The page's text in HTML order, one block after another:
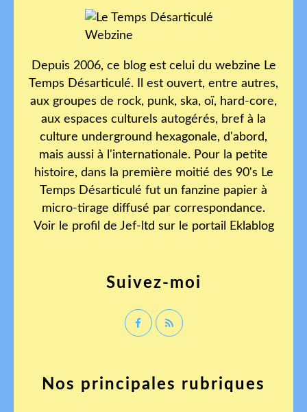
Depuis 2006, ce blog est celui du webzine Le
Temps Désarticulé. Il est ouvert, entre autres,
aux groupes de rock, punk, ska, oï, hard-core,
aux espaces culturels autogérés, bref à la
culture underground hexagonale, d'abord,
mais aussi à l'internationale. Pour la petite
histoire, dans la première moitié des 90's Le
Temps Désarticulé fut un fanzine papier à
micro-tirage diffusé par correspondance.
Voir le profil de Jef-ltd sur le portail Eklablog
Suivez-moi
Nos principales rubriques